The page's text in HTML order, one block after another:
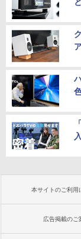
本サイトのご利用
広告掲載のご